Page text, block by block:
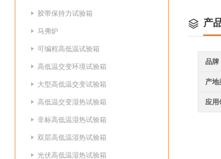
胶带保持力试验箱
马弗炉
可编程高低温试验箱
高低温交变环境试验箱
大型高低温交变试验箱
高低温交变湿热试验箱
非标高低温湿热试验箱
双层高低温湿热试验箱
光伏高低温湿热试验箱
产
品牌
产地
应用